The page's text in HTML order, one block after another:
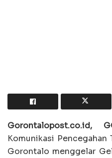
Gorontalopost.co.id,
Komunikasi Pencegahan
Gorontalo menggelar